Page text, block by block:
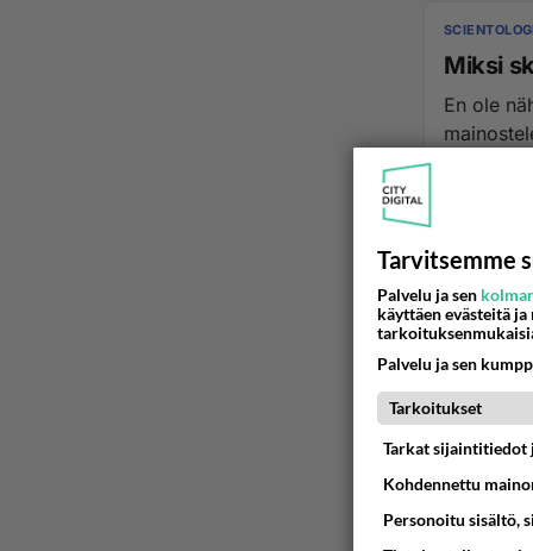
Miksi
En ole
Tarvitsemme
Palvelu ja sen
käyttäen evästeitä
Palvelu ja sen
Tarkoitukset
Tarkat sijaintitiedot
Kohdennettu
Personoitu sisältö,